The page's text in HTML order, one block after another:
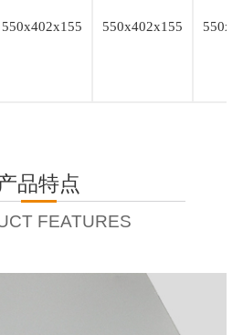
550x402x155 550x402x155
品特点
FEATURES